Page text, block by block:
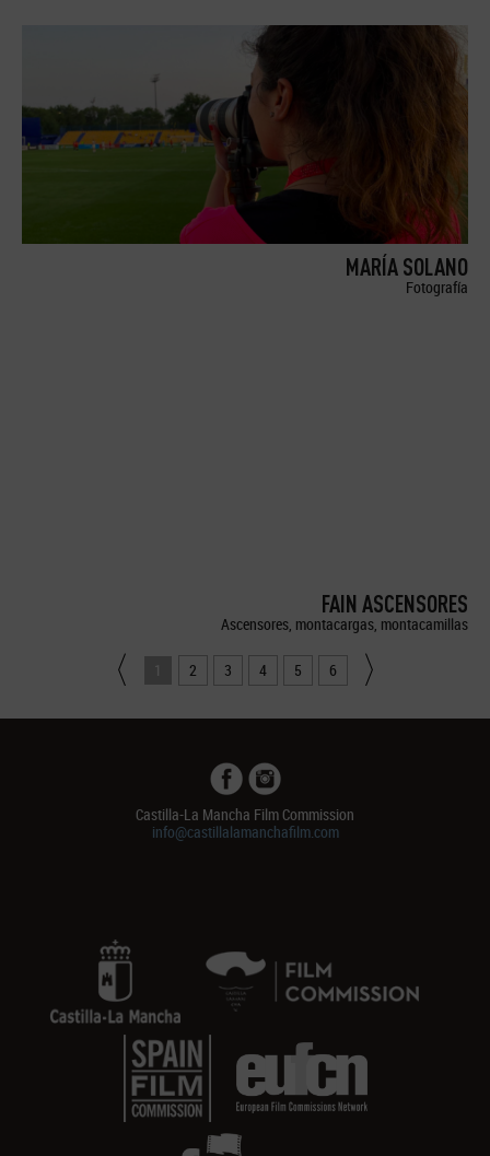
MARÍA SOLANO
Fotografía
FAIN ASCENSORES
Ascensores, montacargas, montacamillas
1 2 3 4 5 6
Castilla-La Mancha Film Commission
info@castillalamanchafilm.com